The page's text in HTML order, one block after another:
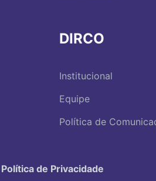
DIRCO
Institucional
Equipe
Política de
de Privacidade